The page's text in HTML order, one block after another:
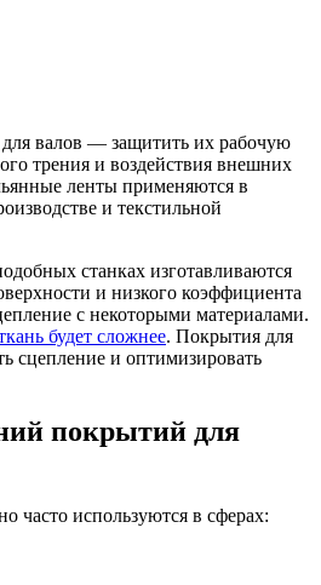
для валов — защитить их рабочую
трения и воздействия внешних
ленты применяются в
и текстильной
станках изготавливаются
и низкого коэффициента
с некоторыми материалами.
будет сложнее. Покрытия для
сцепление и оптимизировать
покрытий для
часто используются в сферах: